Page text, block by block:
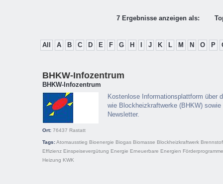
7 Ergebnisse anzeigen als:
All A B C D E F G H J K L M N O P
BHKW-Infozentrum
BHKW-Infozentrum
Kostenlose Informationsplattform über
wie Blockheizkraftwerke (BHKW)
Newsletter.
Ort: 76437 Rastatt
Tags:Atomausstieg Bioenergie Biogas Biomasse Blockheizkraftwerk
Effizienz Einspeisevergütung Energie Erneuerbare Energien Förderprogramme
Heizung KWK